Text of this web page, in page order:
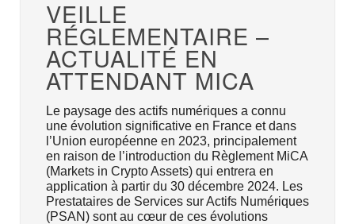
VEILLE
RÉGLEMENTAIRE –
ACTUALITÉ EN
ATTENDANT MICA
Le paysage des actifs numériques a connu
une évolution significative en France et dans
l’Union européenne en 2023, principalement
en raison de l’introduction du Règlement MiCA
(Markets in Crypto Assets) qui entrera en
application à partir du 30 décembre 2024. Les
Prestataires de Services sur Actifs Numériques
(PSAN) sont au cœur de ces évolutions